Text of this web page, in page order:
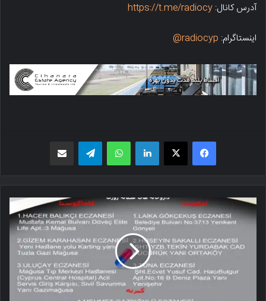
آدرس کانال: https://t.me/radiocy
اینستاگرام: radiocyp@
فیسبوک X لینکدین واتس اپ تلگرام